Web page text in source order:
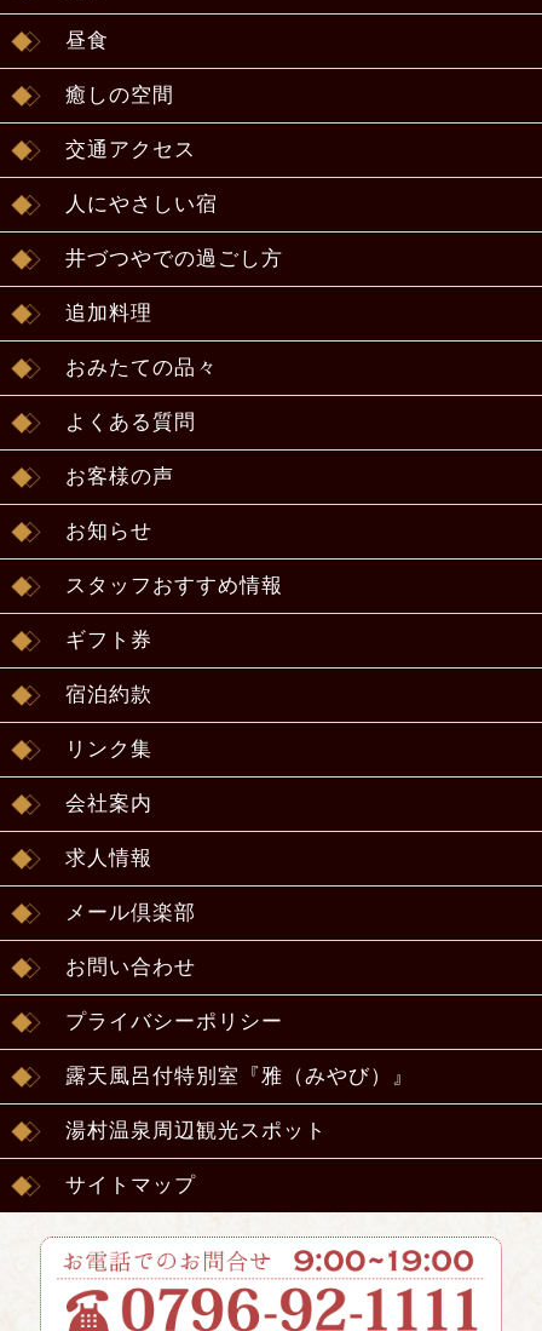
昼食
癒しの空間
交通アクセス
人にやさしい宿
井づつやでの過ごし方
追加料理
おみたての品々
よくある質問
お客様の声
お知らせ
スタッフおすすめ情報
ギフト券
宿泊約款
リンク集
会社案内
求人情報
メール倶楽部
お問い合わせ
プライバシーポリシー
露天風呂付特別室『雅（みやび）』
湯村温泉周辺観光スポット
サイトマップ